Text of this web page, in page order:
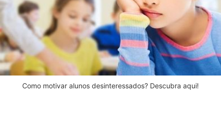
Como motivar alunos desinteressados? Descubra aqui!